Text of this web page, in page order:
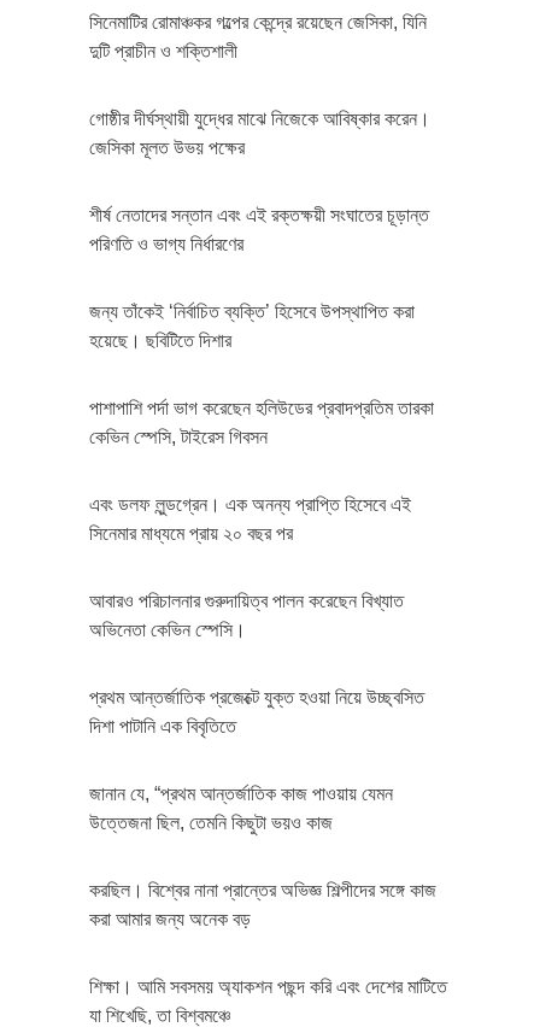
সিনেমাটির রোমাঞ্চকর গল্পের কেন্দ্রে রয়েছেন জেসিকা, যিনি
দুটি প্রাচীন ও শক্তিশালী
গোষ্ঠীর দীর্ঘস্থায়ী যুদ্ধের মাঝে নিজেকে আবিষ্কার করেন।
জেসিকা মূলত উভয় পক্ষের
শীর্ষ নেতাদের সন্তান এবং এই রক্তক্ষয়ী সংঘাতের চূড়ান্ত
পরিণতি ও ভাগ্য নির্ধারণের
জন্য তাঁকেই ‘নির্বাচিত ব্যক্তি’ হিসেবে উপস্থাপিত করা
হয়েছে। ছবিটিতে দিশার
পাশাপাশি পর্দা ভাগ করেছেন হলিউডের প্রবাদপ্রতিম তারকা
কেভিন স্পেসি, টাইরেস গিবসন
এবং ডলফ লুন্ডগ্রেন। এক অনন্য প্রাপ্তি হিসেবে এই
সিনেমার মাধ্যমে প্রায় ২০ বছর পর
আবারও পরিচালনার গুরুদায়িত্ব পালন করেছেন বিখ্যাত
অভিনেতা কেভিন স্পেসি।
প্রথম আন্তর্জাতিক প্রজেক্টে যুক্ত হওয়া নিয়ে উচ্ছ্বসিত
দিশা পাটানি এক বিবৃতিতে
জানান যে, “প্রথম আন্তর্জাতিক কাজ পাওয়ায় যেমন
উত্তেজনা ছিল, তেমনি কিছুটা ভয়ও কাজ
করছিল। বিশ্বের নানা প্রান্তের অভিজ্ঞ শিল্পীদের সঙ্গে কাজ
করা আমার জন্য অনেক বড়
শিক্ষা। আমি সবসময় অ্যাকশন পছন্দ করি এবং দেশের মাটিতে
যা শিখেছি, তা বিশ্বমঞ্চে